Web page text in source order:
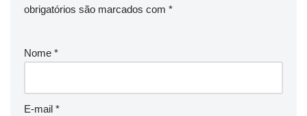
obrigatórios são marcados com *
Nome *
E-mail *